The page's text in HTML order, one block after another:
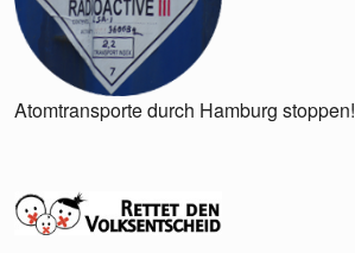
Atomtransporte durch Hamburg stoppen!